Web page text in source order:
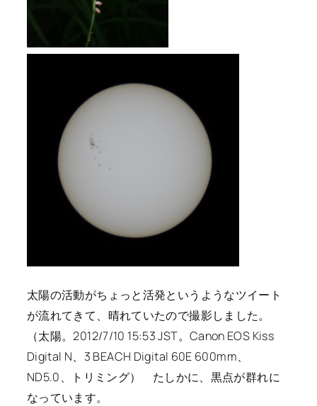
太陽の活動がちょっと活発というようなツイート
が流れてきて、晴れていたので撮影しました。
（太陽。2012/7/10 15:53 JST。Canon EOS Kiss
Digital N、3 BEACH Digital 60E 600mm、
ND5.0、トリミング） たしかに、黒点が群れに
なっています。